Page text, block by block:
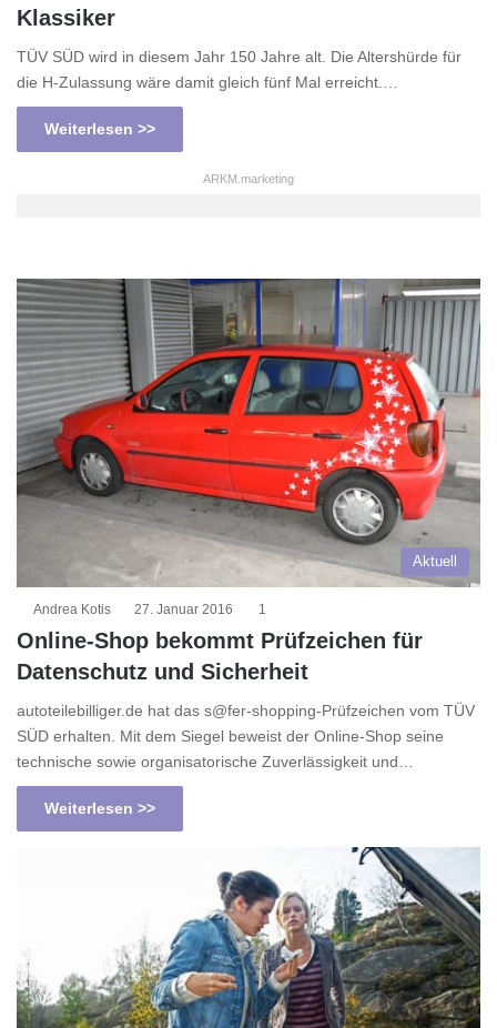
Klassiker
TÜV SÜD wird in diesem Jahr 150 Jahre alt. Die Altershürde für
die H-Zulassung wäre damit gleich fünf Mal erreicht.…
Weiterlesen >>
ARKM.marketing
Aktuell
Andrea Kotis 27. Januar 2016 1
Online-Shop bekommt Prüfzeichen für
Datenschutz und Sicherheit
autoteilebilliger.de hat das s@fer-shopping-Prüfzeichen vom TÜV
SÜD erhalten. Mit dem Siegel beweist der Online-Shop seine
technische sowie organisatorische Zuverlässigkeit und…
Weiterlesen >>